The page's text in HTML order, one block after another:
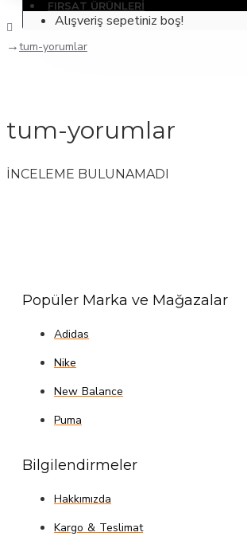
Alışveriş sepetiniz boş!
FIRSAT ÜRÜNLERI
tum-yorumlar
tum-yorumlar
İNCELEME BULUNAMADI
Popüler Marka ve Mağazalar
Adidas
Nike
New Balance
Puma
Bilgilendirmeler
Hakkımızda
Kargo & Teslimat